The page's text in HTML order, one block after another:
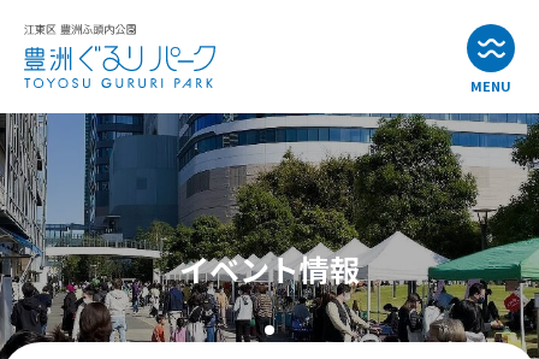
MENU
お知らせ
イベント情報
公園・施設紹介
イベント情報